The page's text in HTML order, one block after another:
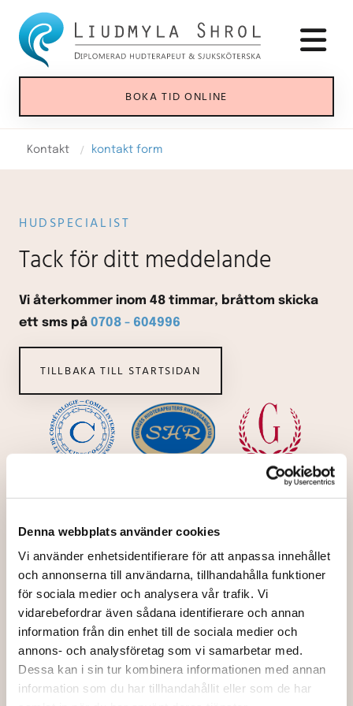
Denna webbplats använder cookies
Vi använder enhetsidentifierare för att anpassa innehållet
och annonserna till användarna, tillhandahålla funktioner
för sociala medier och analysera vår trafik. Vi
vidarebefordrar även sådana identifierare och annan
information från din enhet till de sociala medier och
annons- och analysföretag som vi samarbetar med.
Dessa kan i sin tur kombinera informationen med annan
information som du har tillhandahållit eller som de har
BOKA TID ONLINE
Kontakt / kontakt form
HUDSPECIALIST
Tack för ditt meddelande
Vi återkommer inom 48 timmar, bråttom skicka
ett sms på 0708 - 604996
TILLBAKA TILL STARTSIDAN